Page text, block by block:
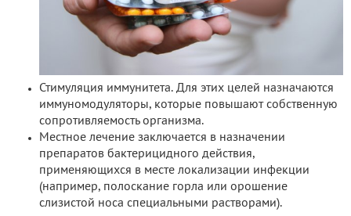
Стимуляция иммунитета. Для этих целей назначаются
иммуномодуляторы, которые повышают собственную
сопротивляемость организма.
Местное лечение заключается в назначении
препаратов бактерицидного действия,
применяющихся в месте локализации инфекции
(например, полоскание горла или орошение
слизистой носа специальными растворами).